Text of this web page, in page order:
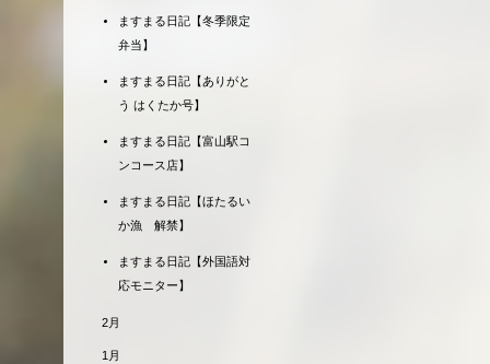
ますまる日記【冬季限定
弁当】
ますまる日記【ありがと
う はくたか号】
ますまる日記【富山駅コ
ンコース店】
ますまる日記【ほたるい
か漁 解禁】
ますまる日記【外国語対
応モニター】
2月
1月